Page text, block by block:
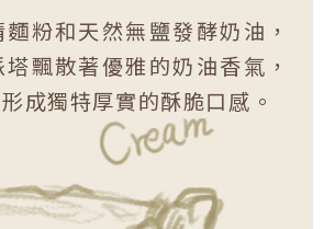
粉和天然無鹽發酵奶油，
飄散著優雅的奶油香氣，
成獨特厚實的酥脆口感。